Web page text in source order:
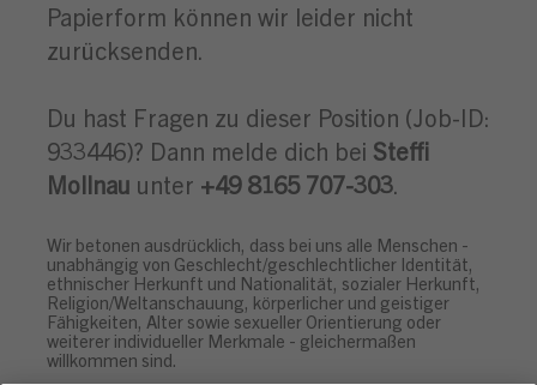
Papierform können wir leider nicht
zurücksenden.
Du hast Fragen zu dieser Position (Job-ID:
933446)? Dann melde dich bei Steffi
Mollnau unter +49 8165 707-303.
Wir betonen ausdrücklich, dass bei uns alle Menschen -
unabhängig von Geschlecht/geschlechtlicher Identität,
ethnischer Herkunft und Nationalität, sozialer Herkunft,
Religion/Weltanschauung, körperlicher und geistiger
Fähigkeiten, Alter sowie sexueller Orientierung oder
weiterer individueller Merkmale - gleichermaßen
willkommen sind.